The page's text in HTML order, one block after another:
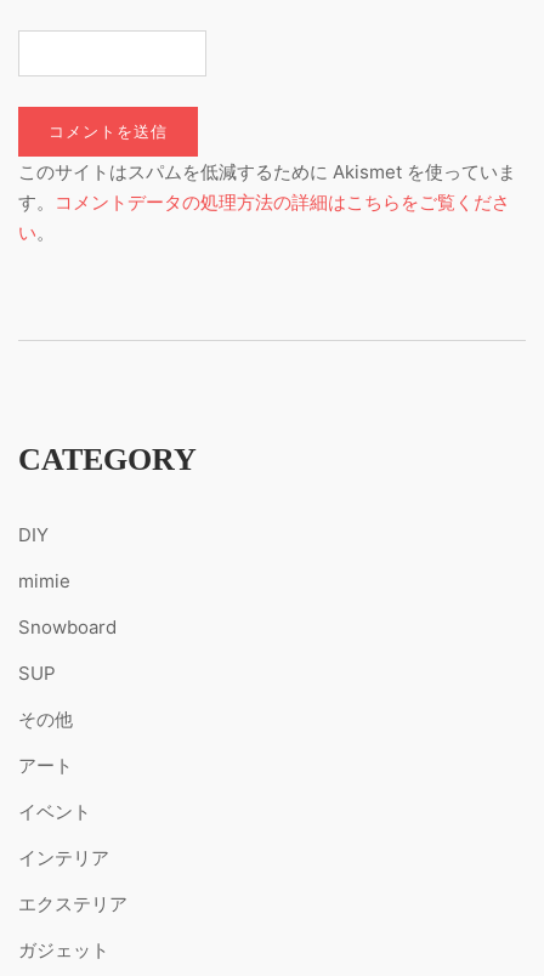
このサイトはスパムを低減するために Akismet を使っていま
す。
コメントデータの処理方法の詳細はこちらをご覧くださ
い。
CATEGORY
DIY
mimie
Snowboard
SUP
その他
アート
イベント
インテリア
エクステリア
ガジェット